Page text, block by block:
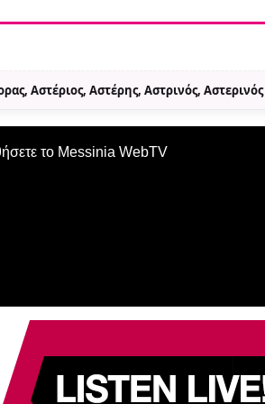
Αστέριος, Αστέρης, Αστρινός, Αστερινός
το Messinia WebTV